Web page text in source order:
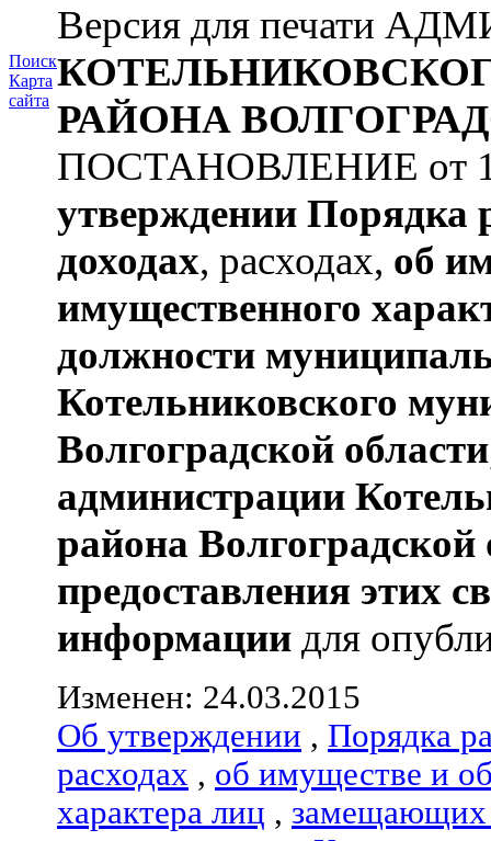
Поиск
Карта
сайта
Версия для печати
РАЙОНА
ПОСТАНОВЛЕНИЕ от
утверждении Порядка
доходах, расходах, об
имущественного
должности
Котельниковского
Волгоградской области
администрации
района Волгоградской
предоставления этих
информации для
Изменен: 24.03.2015
Об утверждении , Порядка
расходах , об имуществе и
характера лиц , замещающих